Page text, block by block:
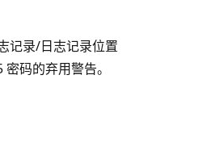
记录/日志记录位置
码的弃用警告。